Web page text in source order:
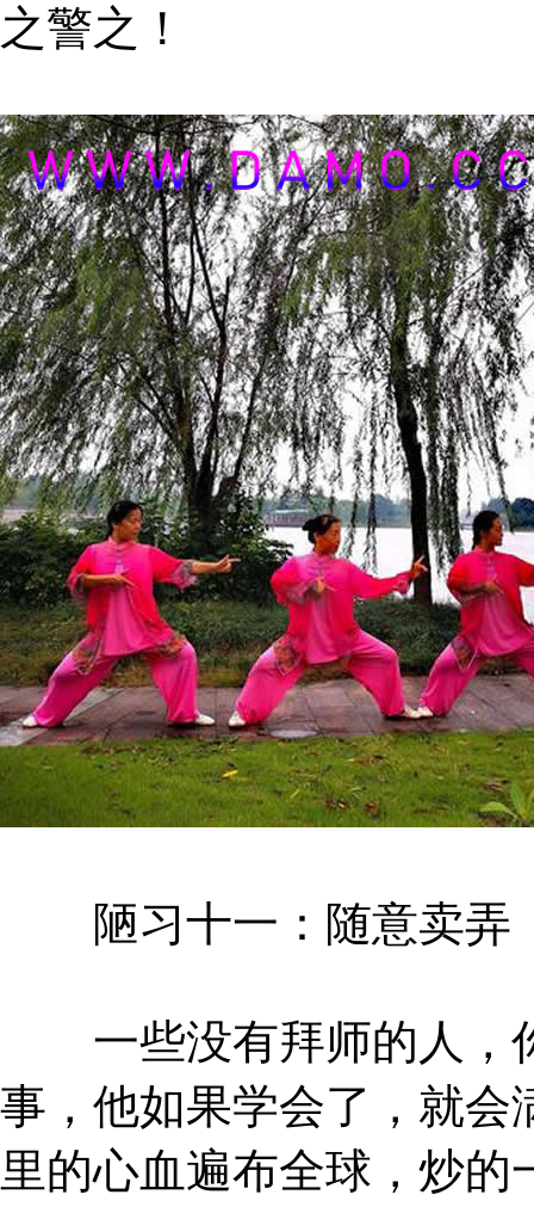
之警之！
陋习十一：随意卖弄
一些没有拜师的人，
事，他如果学会了，就会
里的心血遍布全球，炒